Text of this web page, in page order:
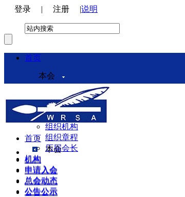
登录 | 注册 |说明
首页
本会
本会介绍
领导机构
理事会
组织机构
组织章程
历届会长
机构
申请入会
总会动态
公告公示
首页
本会
机构
申请入会
总会动态
公告公示